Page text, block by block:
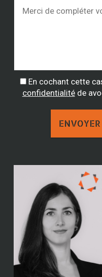
En cochant cette
confidentialitéde